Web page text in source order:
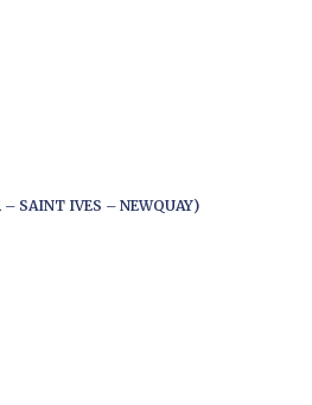
– SAINT IVES – NEWQUAY)